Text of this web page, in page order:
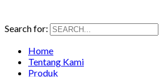
Search for:
Home
Tentang Kami
Produk